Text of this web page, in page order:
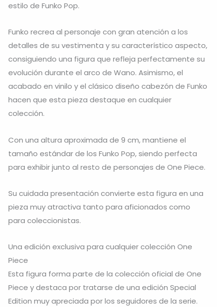
estilo de Funko Pop.
Funko recrea al personaje con gran atención a los
detalles de su vestimenta y su característico aspecto,
consiguiendo una figura que refleja perfectamente su
evolución durante el arco de Wano. Asimismo, el
acabado en vinilo y el clásico diseño cabezón de Funko
hacen que esta pieza destaque en cualquier
colección.
Con una altura aproximada de 9 cm, mantiene el
tamaño estándar de los Funko Pop, siendo perfecta
para exhibir junto al resto de personajes de One Piece.
Su cuidada presentación convierte esta figura en una
pieza muy atractiva tanto para aficionados como
para coleccionistas.
Una edición exclusiva para cualquier colección One
Piece
Esta figura forma parte de la colección oficial de One
Piece y destaca por tratarse de una edición Special
Edition muy apreciada por los seguidores de la serie.